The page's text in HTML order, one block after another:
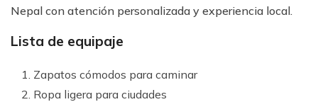
Nepal con atención personalizada y experiencia local.
Lista de equipaje
Zapatos cómodos para caminar
Ropa ligera para ciudades